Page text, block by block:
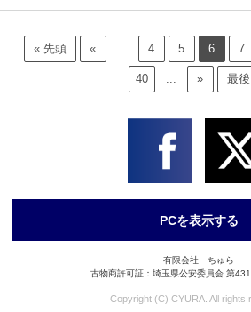
« 先頭 « ... 4 5 6 7
40 ... » 最
PCを表示する
有限会社 ちゅら
古物商許可証：埼玉県公安委員会 第
Copyright (C) CYURA. All rights